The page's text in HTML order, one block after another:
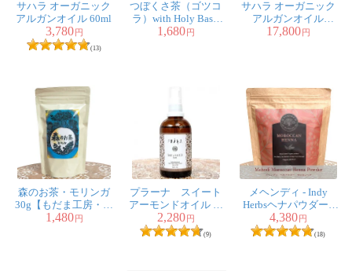
サハラ オーガニック
アルガンオイル 60ml
3,780円
(13)
つぼくさ茶（ゴツコ
ラ）with Holy Basil
30g【もだま工房・ア
1,680円
サハラ オーガニック
アルガンオイル
500ml
17,800円
森のお茶・モリンガ
30g【もだま工房・ア
ーユルヴェーダティ
1,480円
プラーナ スイート
アーモンドオイル オ
ーガニック 100ml
2,280円
(9)
メヘンディ - Indy
Herbsヘナパウダー -
Sahara - モロカンヘナ
4,380円
(18)